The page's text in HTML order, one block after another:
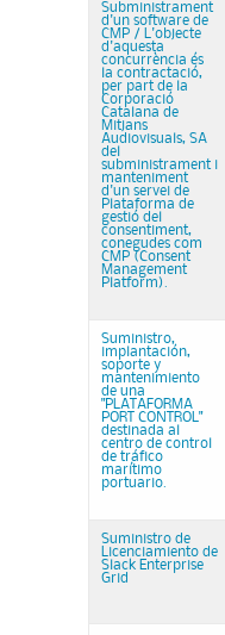
Subministrament
d'un software de
CMP / L'objecte
d'aquesta
concurrència és
la contractació,
per part de la
Corporació
Catalana de
Mitjans
Audiovisuals, SA
del
subministrament i
manteniment
d'un servei de
Plataforma de
gestió del
consentiment,
conegudes com
CMP (Consent
Management
Platform).
Suministro,
implantación,
soporte y
mantenimiento
de una
"PLATAFORMA
PORT CONTROL"
destinada al
centro de control
de tráfico
marítimo
portuario.
Suministro de
Licenciamiento de
Slack Enterprise
Grid